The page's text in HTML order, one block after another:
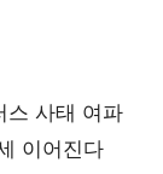
스 사태 여파
이어진다